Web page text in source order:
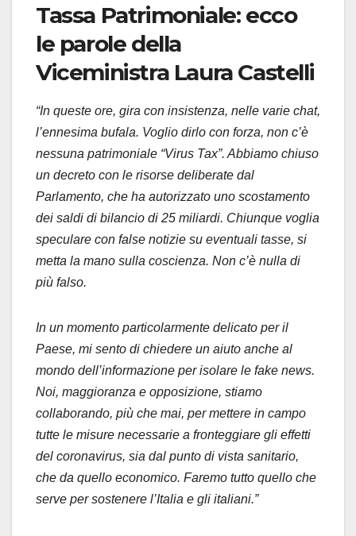
Tassa Patrimoniale: ecco
le parole della
Viceministra Laura Castelli
“In queste ore, gira con insistenza, nelle varie chat,
l’ennesima bufala. Voglio dirlo con forza, non c’è
nessuna patrimoniale “Virus Tax”. Abbiamo chiuso
un decreto con le risorse deliberate dal
Parlamento, che ha autorizzato uno scostamento
dei saldi di bilancio di 25 miliardi. Chiunque voglia
speculare con false notizie su eventuali tasse, si
metta la mano sulla coscienza. Non c’è nulla di
più falso.
In un momento particolarmente delicato per il
Paese, mi sento di chiedere un aiuto anche al
mondo dell’informazione per isolare le fake news.
Noi, maggioranza e opposizione, stiamo
collaborando, più che mai, per mettere in campo
tutte le misure necessarie a fronteggiare gli effetti
del coronavirus, sia dal punto di vista sanitario,
che da quello economico. Faremo tutto quello che
serve per sostenere l’Italia e gli italiani.”